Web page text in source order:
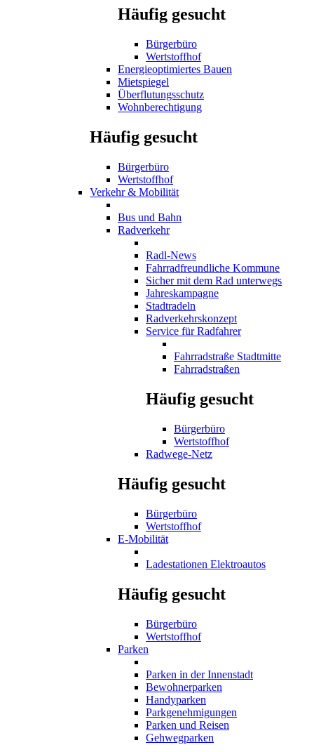
Häufig gesucht
Bürgerbüro
Wertstoffhof
Energieoptimiertes Bauen
Mietspiegel
Überflutungsschutz
Wohnberechtigung
Häufig gesucht
Bürgerbüro
Wertstoffhof
Verkehr & Mobilität
Bus und Bahn
Radverkehr
Radl-News
Fahrradfreundliche Kommune
Sicher mit dem Rad unterwegs
Jahreskampagne
Stadtradeln
Radverkehrskonzept
Service für Radfahrer
Fahrradstraße Stadtmitte
Fahrradstraßen
Häufig gesucht
Bürgerbüro
Wertstoffhof
Radwege-Netz
Häufig gesucht
Bürgerbüro
Wertstoffhof
E-Mobilität
Ladestationen Elektroautos
Häufig gesucht
Bürgerbüro
Wertstoffhof
Parken
Parken in der Innenstadt
Bewohnerparken
Handyparken
Parkgenehmigungen
Parken und Reisen
Gehwegparken